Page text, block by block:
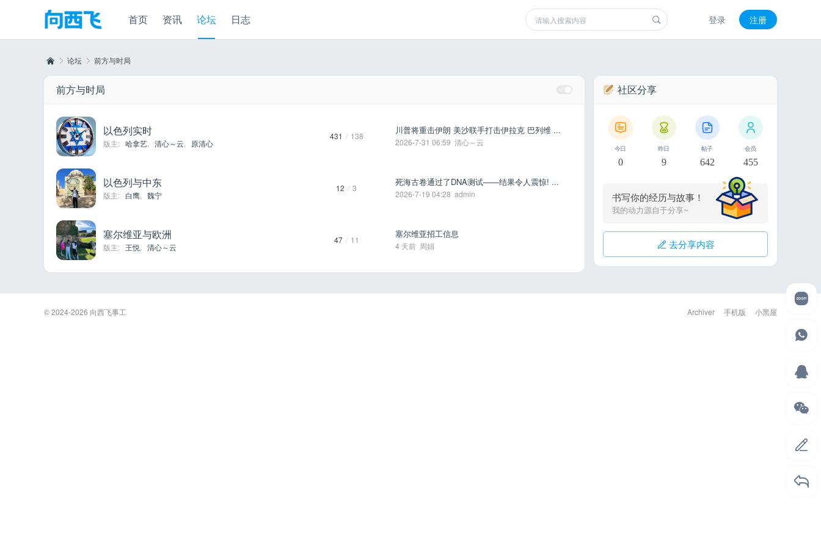
首页 资讯 论坛 日志 登录 注册
论坛 前方与时局
前方与时局
以色列实时
版主: 哈拿艺 清心～云 原清心
431 / 138
川普将重击伊朗 美沙联手打击伊拉克 巴列维 ...
2026-7-31 06:59 清心～云
以色列与中东
版主: 白鹰 魏宁
12 / 3
死海古卷通过了DNA测试——结果令人震惊! ...
2026-7-19 04:28 admin
塞尔维亚与欧洲
版主: 王悦 清心～云
47 / 11
塞尔维亚招工信息
4 天前 周娟
社区分享
今日
0
昨日
9
帖子
642
会员
455
书写你的经历与故事！
我的动力源自于分享~
去分享内容
© 2024-2026 向西飞事工 Archiver 手机版 小黑屋